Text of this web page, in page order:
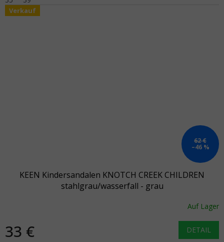
Verkauf
62 €
–46 %
KEEN Kindersandalen KNOTCH CREEK CHILDREN
stahlgrau/wasserfall - grau
Auf Lager
33 € DETAIL